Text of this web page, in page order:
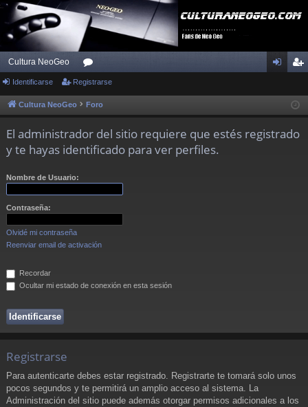
Cultura NeoGeo
or
os ist
Identificarse Registrarse
Cultura NeoGeo Foro
El administrador del sitio requiere que estés registrado
y te hayas identificado para ver perfiles.
Nombre de Usuario:
Contraseña:
Olvidé mi contraseña
Reenviar email de activación
Recordar
Ocultar mi estado de conexión en esta sesión
Registrarse
Para autenticarte debes estar registrado. Registrarte te tomará solo unos
pocos segundos y te permitirá un amplio acceso al sistema. La
Administración del sitio puede además otorgar permisos adicionales a los